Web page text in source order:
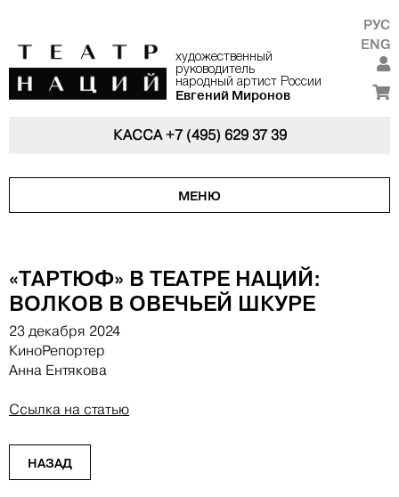
художественный
руководитель
народный артист России
Евгений Миронов
РУС
ENG
КАССА+7 (495) 629 37 39
МЕНЮ
«ТАРТЮФ» В ТЕАТРЕ НАЦИЙ:
ВОЛКОВ В ОВЕЧЬЕЙ ШКУРЕ
23 декабря 2024
КиноРепортер
Анна Ентякова
Ссылка на статью
НАЗАД